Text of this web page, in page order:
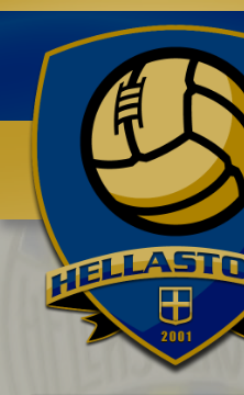
Benvenuti su HELLASTORY.net